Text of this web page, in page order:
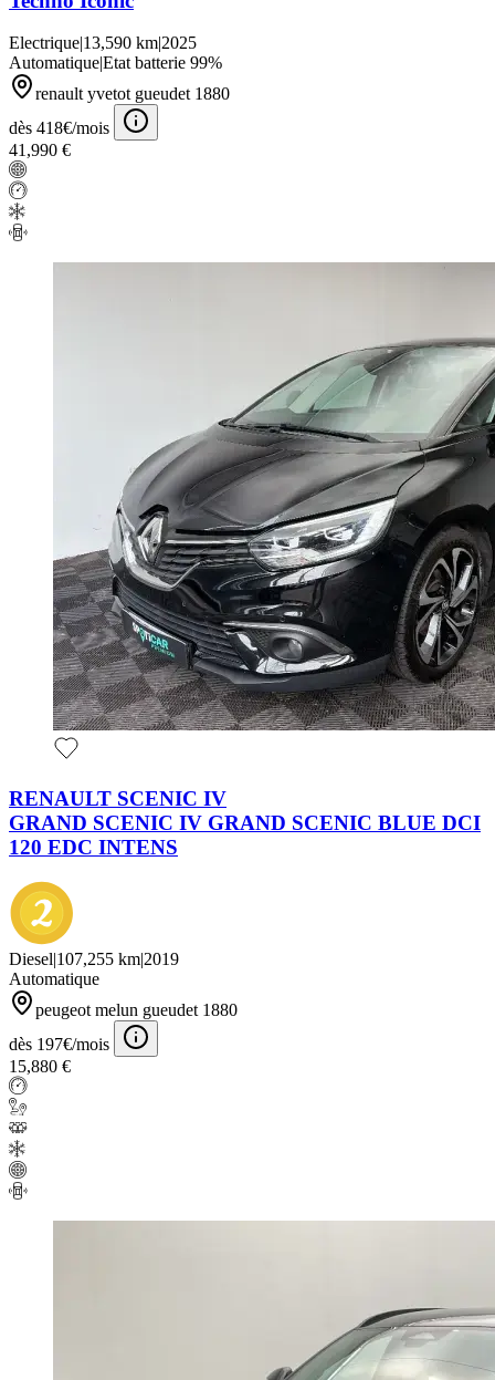
Electrique|13,590 km|2025
Automatique|Etat batterie 99%
renault yvetot gueudet 1880
dès 418€/mois
41,990 €
RENAULT SCENIC IV
GRAND SCENIC IV GRAND SCENIC BLUE DCI
120 EDC INTENS
Diesel|107,255 km|2019
Automatique
peugeot melun gueudet 1880
dès 197€/mois
15,880 €